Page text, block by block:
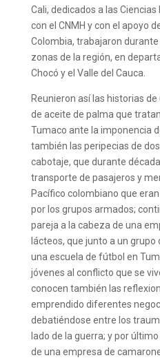
Cali, dedicados a las
con el CNMH y con el apoyo
Colombia, trabajaron
zonas de la región, en
Chocó y el Valle del Cauca.
Reunieron así las historias
de aceite de palma que
Tumaco ante la imponencia
también las peripecias de
cabotaje, que durante
transporte de pasajeros y
Pacífico colombiano que
por los grupos armados;
pareja a la cabeza de una
lácteos, que junto a un
una escuela de fútbol en
jóvenes al conflicto que se
conocen también las
emprendido diferentes
debatiéndose entre los
lado de la guerra; y por
de una empresa de